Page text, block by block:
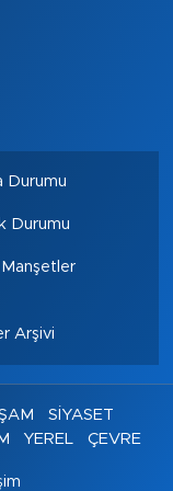
Durumu
Durumu
Arşivi
SİYASET
YEREL ÇEVRE